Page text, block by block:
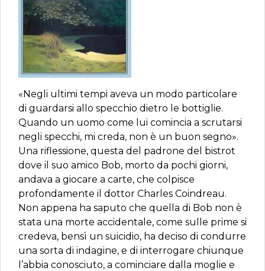
«Negli ultimi tempi aveva un modo particolare
di guardarsi allo specchio dietro le bottiglie.
Quando un uomo come lui comincia a scrutarsi
negli specchi, mi creda, non è un buon segno».
Una riflessione, questa del padrone del bistrot
dove il suo amico Bob, morto da pochi giorni,
andava a giocare a carte, che colpisce
profondamente il dottor Charles Coindreau.
Non appena ha saputo che quella di Bob non è
stata una morte accidentale, come sulle prime si
credeva, bensì un suicidio, ha deciso di condurre
una sorta di indagine, e di interrogare chiunque
l’abbia conosciuto, a cominciare dalla moglie e